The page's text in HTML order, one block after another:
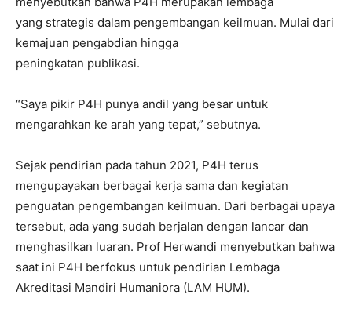
yang strategis dalam pengembangan keilmuan. Mulai dari
kemajuan pengabdian hingga
peningkatan publikasi.
“Saya pikir P4H punya andil yang besar untuk
mengarahkan ke arah yang tepat,” sebutnya.
Sejak pendirian pada tahun 2021, P4H terus
mengupayakan berbagai kerja sama dan kegiatan
penguatan pengembangan keilmuan. Dari berbagai upaya
tersebut, ada yang sudah berjalan dengan lancar dan
menghasilkan luaran. Prof Herwandi menyebutkan bahwa
saat ini P4H berfokus untuk pendirian Lembaga
Akreditasi Mandiri Humaniora (LAM HUM).